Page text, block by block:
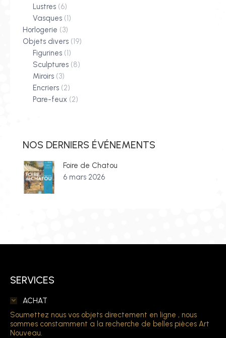
Lustres (6)
Vasques (1)
Horlogerie (3)
Objets divers (19)
Figurines (1)
Sculptures (8)
Miroirs (3)
Encriers (2)
Pare-feux (2)
NOS DERNIERS ÉVÉNEMENTS
Foire de Chatou
6 mars 2026
SERVICES
ACHAT
Soumettez nous vos objets directement en ligne , nous
sommes constamment a la recherche de belles pièces Art
Nouveau.